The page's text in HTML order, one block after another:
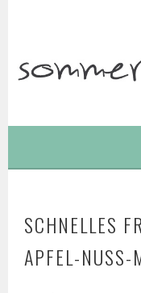
FOODBLOG –
SCHNELLES
APFEL-NUSS-